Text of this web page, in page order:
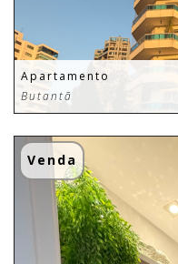
Apartamento
Butantã
Venda